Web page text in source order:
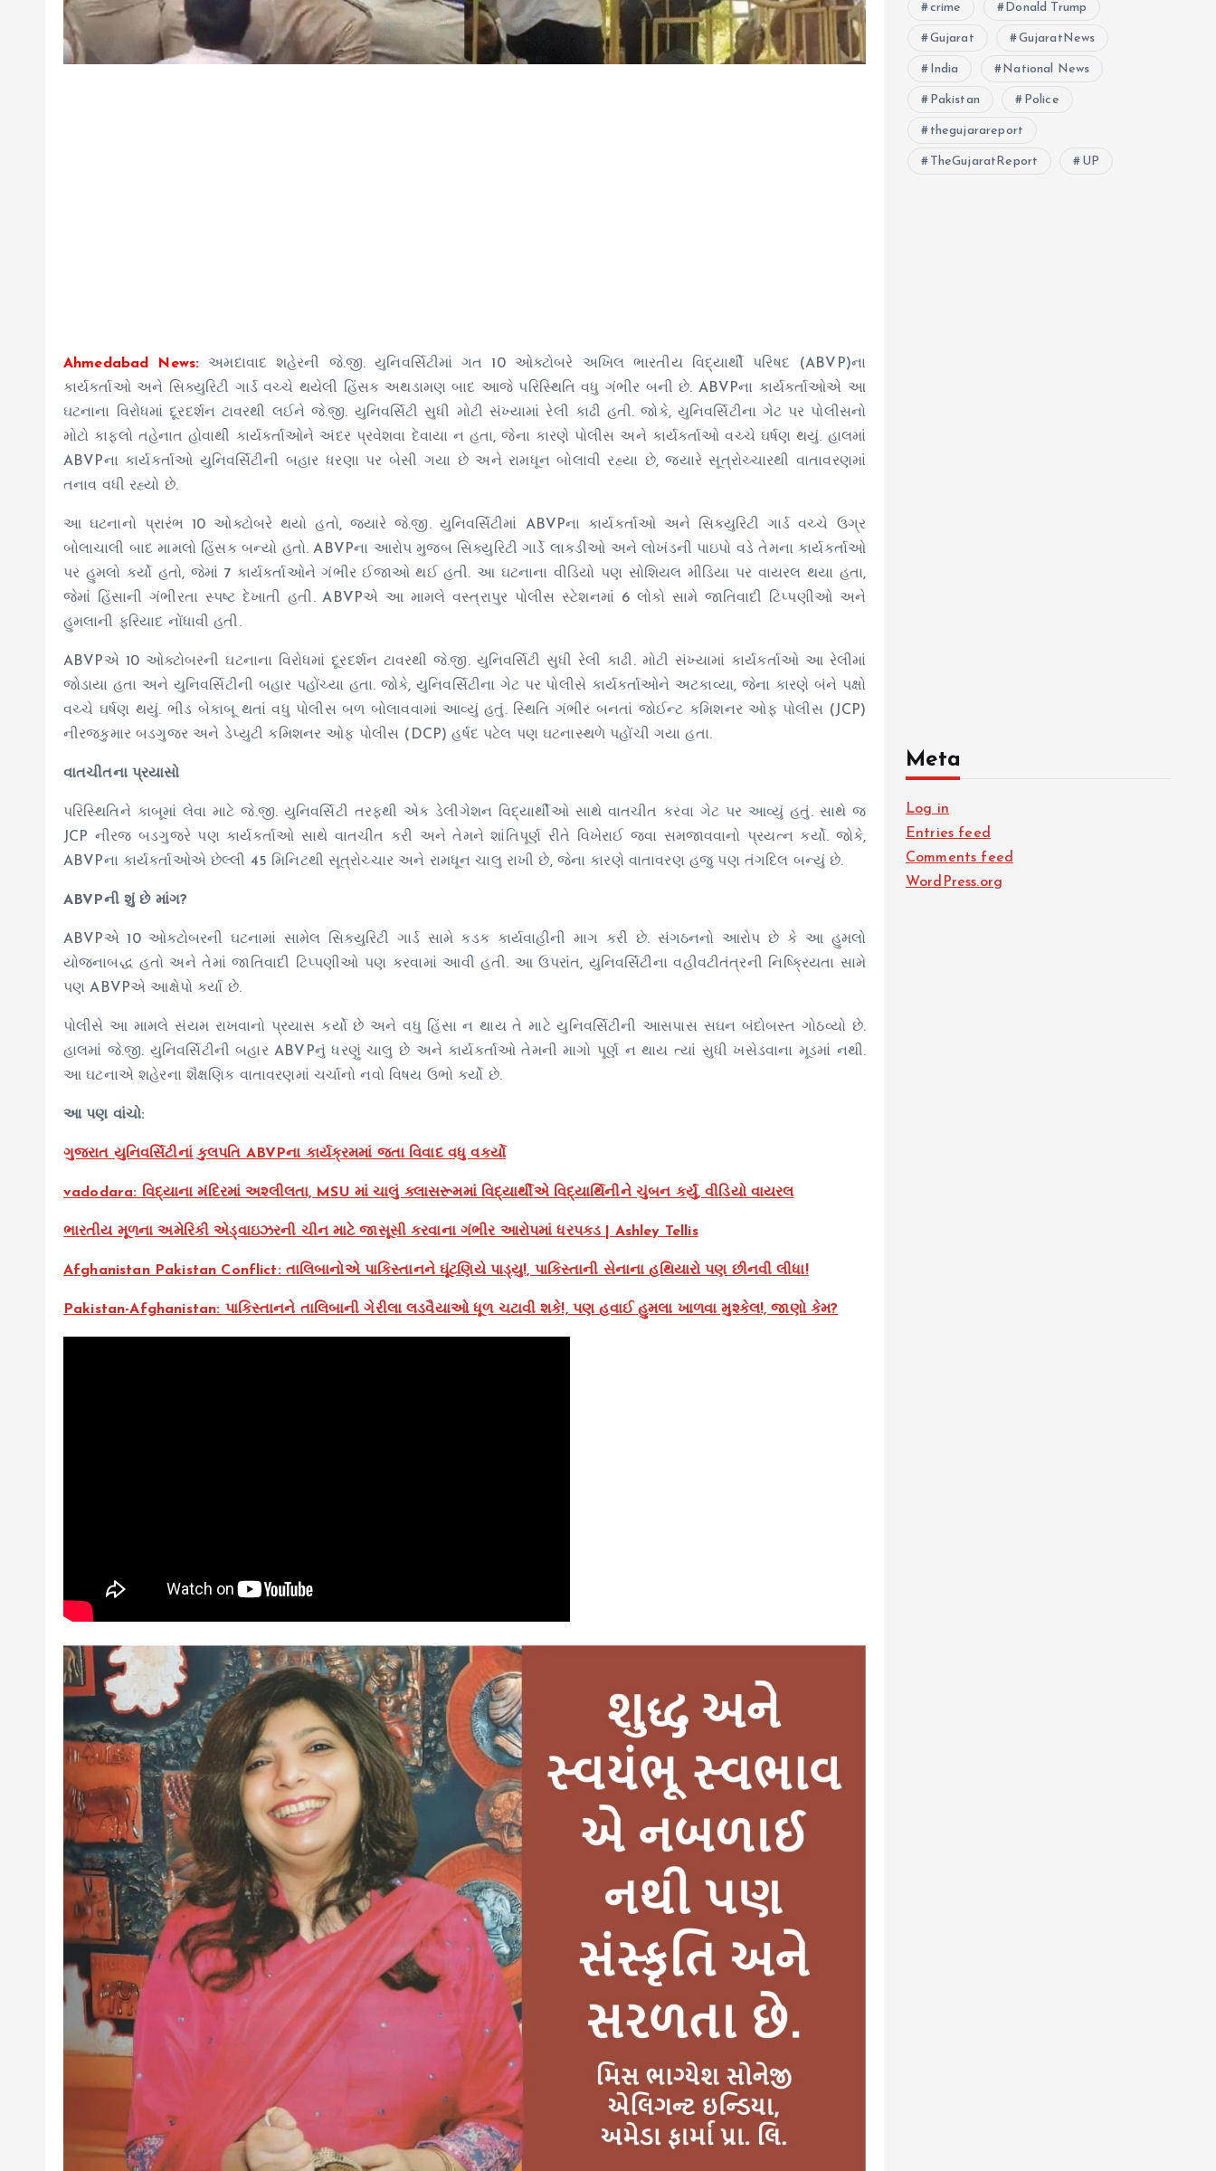
Ahmedabad News: અમદાવાદ શહેરની જે.જી. યુનિવર્સિટીમાં ગત 10 ઓક્ટોબરે અખિલ ભારતીય વિદ્યાર્થી પરિષદ (ABVP)ના
કાર્યકર્તાઓ અને સિક્યુરિટી ગાર્ડ વચ્ચે થયેલી હિંસક અથડામણ બાદ આજે પરિસ્થિતિ વધુ ગંભીર બની છે. ABVPના કાર્યકર્તાઓએ આ
ઘટનાના વિરોધમાં દૂરદર્શન ટાવરથી લઈને જે.જી. યુનિવર્સિટી સુધી મોટી સંખ્યામાં રેલી કાઢી હતી. જોકે, યુનિવર્સિટીના ગેટ પર પોલીસનો
મોટો કાફલો તહેનાત હોવાથી કાર્યકર્તાઓને અંદર પ્રવેશવા દેવાયા ન હતા, જેના કારણે પોલીસ અને કાર્યકર્તાઓ વચ્ચે ઘર્ષણ થયું. હાલમાં
ABVPના કાર્યકર્તાઓ યુનિવર્સિટીની બહાર ધરણા પર બેસી ગયા છે અને રામધૂન બોલાવી રહ્યા છે, જ્યારે સૂત્રોચ્ચારથી વાતાવરણમાં
તનાવ વધી રહ્યો છે.
આ ઘટનાનો પ્રારંભ 10 ઓક્ટોબરે થયો હતો, જ્યારે જે.જી. યુનિવર્સિટીમાં ABVPના કાર્યકર્તાઓ અને સિક્યુરિટી ગાર્ડ વચ્ચે ઉગ્ર
બોલાચાલી બાદ મામલો હિંસક બન્યો હતો. ABVPના આરોપ મુજબ સિક્યુરિટી ગાર્ડે લાકડીઓ અને લોખંડની પાઇપો વડે તેમના કાર્યકર્તાઓ
પર હુમલો કર્યો હતો, જેમાં 7 કાર્યકર્તાઓને ગંભીર ઈજાઓ થઈ હતી. આ ઘટનાના વીડિયો પણ સોશિયલ મીડિયા પર વાયરલ થયા હતા,
જેમાં હિંસાની ગંભીરતા સ્પષ્ટ દેખાતી હતી. ABVPએ આ મામલે વસ્ત્રાપુર પોલીસ સ્ટેશનમાં 6 લોકો સામે જાતિવાદી ટિપ્પણીઓ અને
હુમલાની ફરિયાદ નોંધાવી હતી.
ABVPએ 10 ઓક્ટોબરની ઘટનાના વિરોધમાં દૂરદર્શન ટાવરથી જે.જી. યુનિવર્સિટી સુધી રેલી કાઢી. મોટી સંખ્યામાં કાર્યકર્તાઓ આ રેલીમાં
જોડાયા હતા અને યુનિવર્સિટીની બહાર પહોંચ્યા હતા. જોકે, યુનિવર્સિટીના ગેટ પર પોલીસે કાર્યકર્તાઓને અટકાવ્યા, જેના કારણે બંને પક્ષો
વચ્ચે ઘર્ષણ થયું. ભીડ બેકાબૂ થતાં વધુ પોલીસ બળ બોલાવવામાં આવ્યું હતું. સ્થિતિ ગંભીર બનતાં જોઈન્ટ કમિશનર ઓફ પોલીસ (JCP)
નીરજકુમાર બડગુજર અને ડેપ્યુટી કમિશનર ઓફ પોલીસ (DCP) હર્ષદ પટેલ પણ ઘટનાસ્થળે પહોંચી ગયા હતા.
વાતચીતના પ્રયાસો
પરિસ્થિતિને કાબૂમાં લેવા માટે જે.જી. યુનિવર્સિટી તરફથી એક ડેલીગેશન વિદ્યાર્થીઓ સાથે વાતચીત કરવા ગેટ પર આવ્યું હતું. સાથે જ
JCP નીરજ બડગુજરે પણ કાર્યકર્તાઓ સાથે વાતચીત કરી અને તેમને શાંતિપૂર્ણ રીતે વિખેરાઈ જવા સમજાવવાનો પ્રયત્ન કર્યો. જોકે,
ABVPના કાર્યકર્તાઓએ છેલ્લી 45 મિનિટથી સૂત્રોચ્ચાર અને રામધૂન ચાલુ રાખી છે, જેના કારણે વાતાવરણ હજુ પણ તંગદિલ બન્યું છે.
ABVPની શું છે માંગ?
ABVPએ 10 ઓક્ટોબરની ઘટનામાં સામેલ સિક્યુરિટી ગાર્ડ સામે કડક કાર્યવાહીની માગ કરી છે. સંગઠનનો આરોપ છે કે આ હુમલો
યોજનાબદ્ધ હતો અને તેમાં જાતિવાદી ટિપ્પણીઓ પણ કરવામાં આવી હતી. આ ઉપરાંત, યુનિવર્સિટીના વહીવટીતંત્રની નિષ્ક્રિયતા સામે
પણ ABVPએ આક્ષેપો કર્યા છે.
પોલીસે આ મામલે સંયમ રાખવાનો પ્રયાસ કર્યો છે અને વધુ હિંસા ન થાય તે માટે યુનિવર્સિટીની આસપાસ સઘન બંદોબસ્ત ગોઠવ્યો છે.
હાલમાં જે.જી. યુનિવર્સિટીની બહાર ABVPનું ધરણું ચાલુ છે અને કાર્યકર્તાઓ તેમની માગો પૂર્ણ ન થાય ત્યાં સુધી ખસેડવાના મૂડમાં નથી.
આ ઘટનાએ શહેરના શૈક્ષણિક વાતાવરણમાં ચર્ચાનો નવો વિષય ઉભો કર્યો છે.
આ પણ વાંચો:
ગુજરાત યુનિવર્સિટીનાં કુલપતિ ABVPના કાર્યક્રમમાં જતા વિવાદ વધુ વકર્યો
vadodara: વિદ્યાના મંદિરમાં અશ્લીલતા, MSU માં ચાલું ક્લાસરૂમમાં વિદ્યાર્થીએ વિદ્યાર્થિનીને ચુંબન કર્યું, વીડિયો વાયરલ
ભારતીય મૂળના અમેરિકી એડ્વાઇઝરની ચીન માટે જાસૂસી કરવાના ગંભીર આરોપમાં ધરપકડ | Ashley Tellis
Afghanistan Pakistan Conflict: તાલિબાનોએ પાકિસ્તાનને ઘૂંટણિયે પાડ્યુ!, પાકિસ્તાની સેનાના હથિયારો પણ છીનવી લીધા!
Pakistan-Afghanistan: પાકિસ્તાનને તાલિબાની ગેરીલા લડવૈયાઓ ધૂળ ચટાવી શકે!, પણ હવાઈ હુમલા ખાળવા મુશ્કેલ!, જાણો કેમ?
crime Donald Trump
Gujarat GujaratNews
India National News
Pakistan Police
thegujarareport
TheGujaratReport UP
Meta
Log in
Entries feed
Comments feed
WordPress.org